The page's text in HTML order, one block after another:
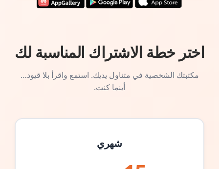
اختر خطة الاشتراك المناسبة لك
مكتبتك الشخصية في متناول يديك. استمع واقرأ بلا قيود…
أينما كنت.
شهري